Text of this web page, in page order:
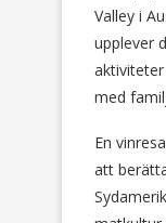
Valley i
upplever
med
En
att